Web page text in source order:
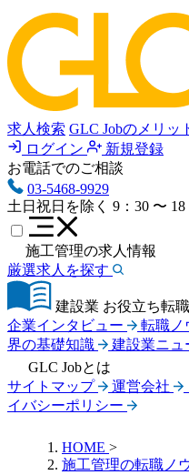
求人検索 GLC Jobのメリッ
ログイン
新規登録
お電話でのご相談
03-5468-9929
土日祝日を除く 9：30 〜 18
施工管理の求人情報
厳選求人を探す
建設業 お役立ち転
企業インタビュー
転職ノ
界の基礎知識
建設業ニュ
GLC Jobとは
サイトマップ
運営会社
イバシーポリシー
HOME >
施工管理の転職ノ